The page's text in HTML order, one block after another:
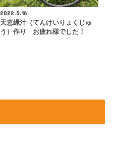
2022.5.16
天恵緑汁（てんけいりょくじゅ
う）作り お疲れ様でした！